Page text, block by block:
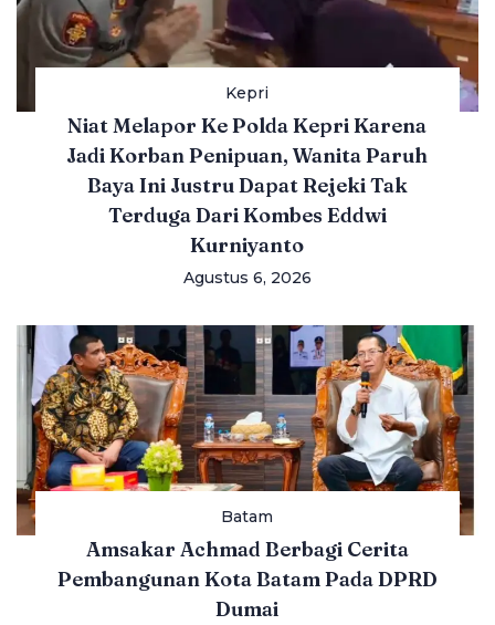
Kepri
Niat Melapor Ke Polda Kepri Karena
Jadi Korban Penipuan, Wanita Paruh
Baya Ini Justru Dapat Rejeki Tak
Terduga Dari Kombes Eddwi
Kurniyanto
Agustus 6, 2026
Batam
Amsakar Achmad Berbagi Cerita
Pembangunan Kota Batam Pada DPRD
Dumai